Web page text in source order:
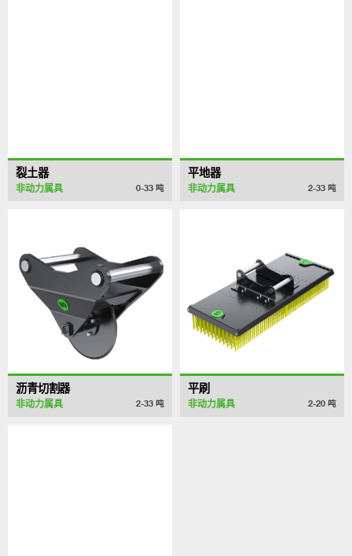
裂土器
非动力属具 0-33 吨
平地器
非动力属具 2-33 吨
沥青切割器
非动力属具 2-33 吨
平刷
非动力属具 2-20 吨